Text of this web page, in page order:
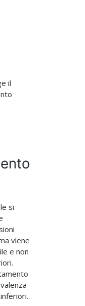
il
si
viene
e non